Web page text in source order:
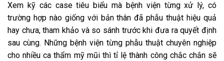
Xem kỹ các case tiêu biểu mà bệnh viện từng xử lý, có
trường hợp nào giống với bản thân đã phẫu thuật hiệu quả
hay chưa, tham khảo và so sánh trước khi đưa ra quyết định
sau cùng. Những bệnh viện từng phẫu thuật chuyên nghiệp
cho nhiều ca thẩm mỹ mũi thì tỉ lệ thành công chắc chắn sẽ